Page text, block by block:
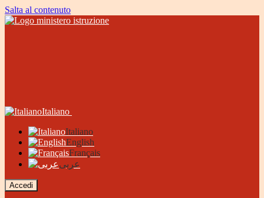
Salta al contenuto
Italiano
Italiano
English
Français
عربى
Accedi